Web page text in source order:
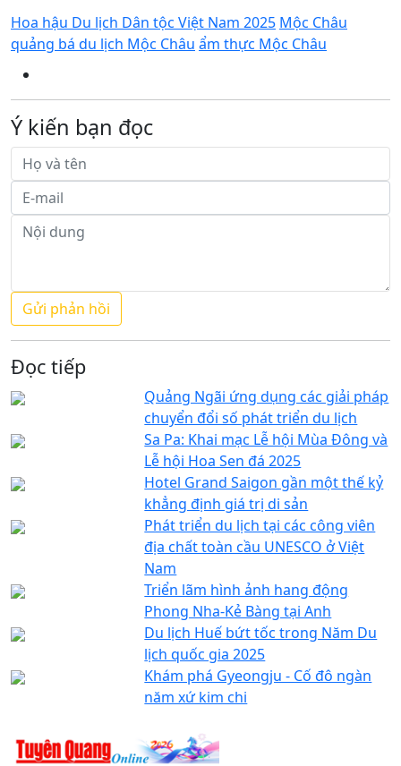
Hoa hậu Du lịch Dân tộc Việt Nam 2025 Mộc Châu
quảng bá du lịch Mộc Châu ẩm thực Mộc Châu
Ý kiến bạn đọc
Đọc tiếp
Quảng Ngãi ứng dụng các giải pháp
chuyển đổi số phát triển du lịch
Sa Pa: Khai mạc Lễ hội Mùa Đông và
Lễ hội Hoa Sen đá 2025
Hotel Grand Saigon gần một thế kỷ
khẳng định giá trị di sản
Phát triển du lịch tại các công viên
địa chất toàn cầu UNESCO ở Việt
Nam
Triển lãm hình ảnh hang động
Phong Nha-Kẻ Bàng tại Anh
Du lịch Huế bứt tốc trong Năm Du
lịch quốc gia 2025
Khám phá Gyeongju - Cố đô ngàn
năm xứ kim chi